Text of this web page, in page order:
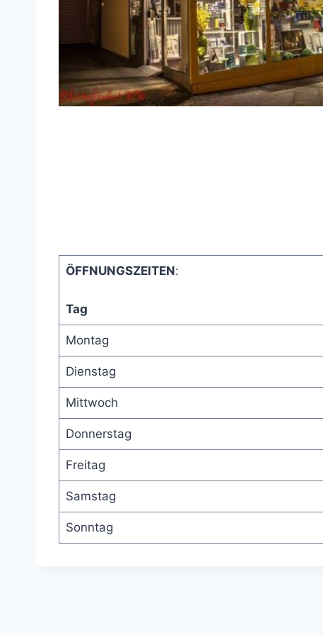
ÖFFNUNGSZEITEN:
Tag
Montag
Dienstag
Mittwoch
Donnerstag
Freitag
Samstag
Sonntag